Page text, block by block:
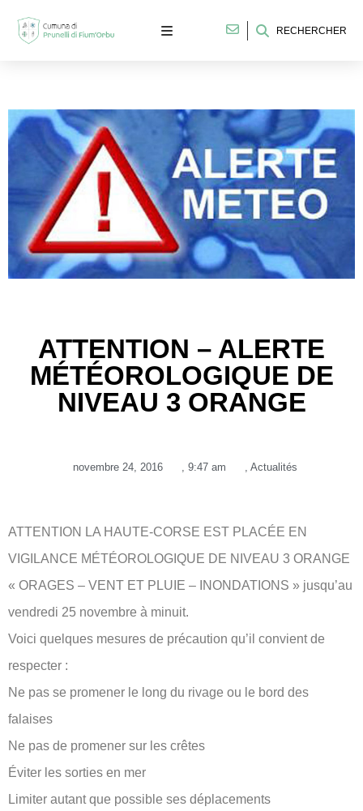
RECHERCHER
ATTENTION – ALERTE
MÉTÉOROLOGIQUE DE
NIVEAU 3 ORANGE
novembre 24, 2016 9:47 am Actualités
ATTENTION LA HAUTE-CORSE EST PLACÉE EN
VIGILANCE MÉTÉOROLOGIQUE DE NIVEAU 3 ORANGE
« ORAGES – VENT ET PLUIE – INONDATIONS » jusqu’au
vendredi 25 novembre à minuit.
Voici quelques mesures de précaution qu’il convient de
respecter :
Ne pas se promener le long du rivage ou le bord des
falaises
Ne pas de promener sur les crêtes
Éviter les sorties en mer
Limiter autant que possible ses déplacements